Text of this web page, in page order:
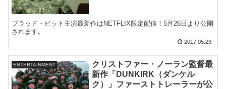
ブラッド・ピット主演最新作はNETFLIX限定配信！5月26日より公開
されます。
2017.05.23
ENTERTAINMENT
クリストファー・ノーラン監督最
新作「DUNKIRK（ダンケル
ク）」ファーストトレーラーが公